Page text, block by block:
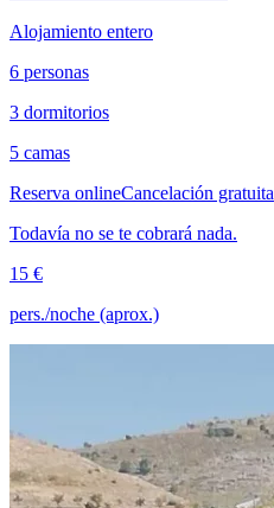
Alojamiento entero
6 personas
3 dormitorios
5 camas
Reserva onlineCancelación gratuita
Todavía no se te cobrará nada.
15 €
pers./noche (aprox.)